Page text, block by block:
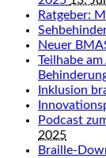
Ratgeber:
Neuer
Teilhabe
Inklusion
Podcast
2025
Braille-